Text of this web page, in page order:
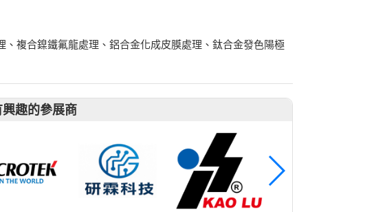
複合鎳鐵氟龍處理、鋁合金化成皮膜處理、鈦合金發色陽極
趣的參展商